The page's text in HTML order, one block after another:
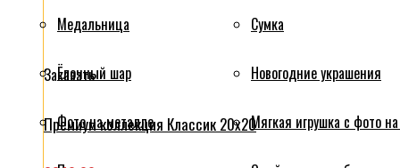
Заказать
Премиум коллекция Классик 20x20
Медальница
Ёлочный шар
Фото на металле
Сумка
Новогодние украшения
Мягкая игрушка с фото